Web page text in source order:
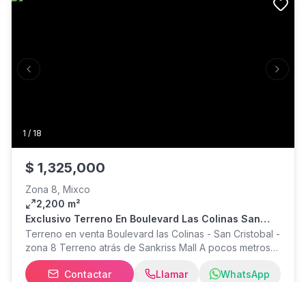
1 / 18
Previous slide Next
$ 1,325,000
Zona 8, Mixco
2,200 m²
Exclusivo Terreno En Boulevard Las Colinas San
Cristobal Zona 8
Terreno en venta Boulevard las Colinas - San Cristobal -
zona 8 Terreno atrás de Sankriss Mall A pocos metros
del Blvd San Cristobal Área: 2,200 mts = 3,146 vr2
Frente sobre las Colinas: 40 mts Fondo: 55 mts POT: No
Contactar Llamar WhatsApp